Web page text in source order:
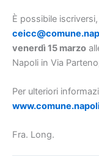
È possibile
venerdì 15 marzo
Napoli in Via
Per ulteriori
Fra. Long.